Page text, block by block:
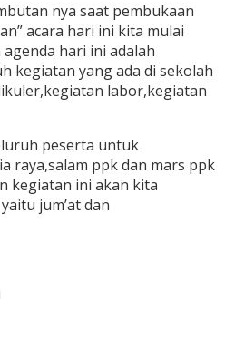
nya saat pembukaan
acara hari ini kita mulai
hari ini adalah
kegiatan yang ada di sekolah
labor,kegiatan
peserta untuk
raya,salam ppk dan mars ppk
kegiatan ini akan kita
jum’at dan